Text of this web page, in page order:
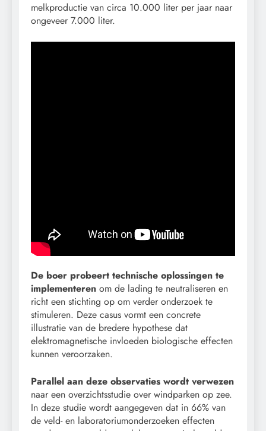
melkproductie van circa 10.000 liter per jaar naar
ongeveer 7.000 liter.
De boer probeert technische oplossingen te
implementeren om de lading te neutraliseren en
richt een stichting op om verder onderzoek te
stimuleren. Deze casus vormt een concrete
illustratie van de bredere hypothese dat
elektromagnetische invloeden biologische effecten
kunnen veroorzaken.
Parallel aan deze observaties wordt verwezen
naar een overzichtsstudie over windparken op zee.
In deze studie wordt aangegeven dat in 66% van
de veld- en laboratoriumonderzoeken effecten